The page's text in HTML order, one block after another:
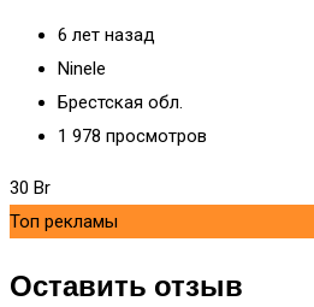
6 лет назад
Ninele
Брестская обл.
1 978 просмотров
30 Br
Топ рекламы
Оставить отзыв